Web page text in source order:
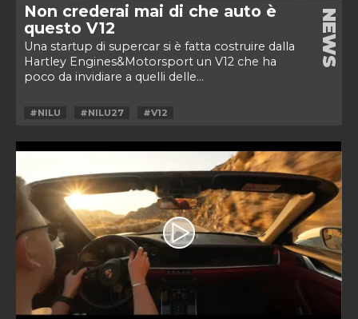
Non crederai mai di che auto è
questo V12
Una startup di supercar si è fatta costruire dalla
Hartley Engines&Motorsport un V12 che ha
poco da invidiare a quelli delle...
NEWS
#NILU #NILU27 #V12